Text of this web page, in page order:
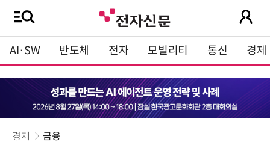
AI·SW 반도체 전자 모빌리티 통신 경제
경제 금융